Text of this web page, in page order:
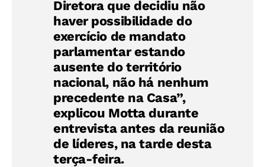
Diretora que decidiu não
haver possibilidade do
exercício de mandato
parlamentar estando
ausente do território
nacional, não há nenhum
precedente na Casa”,
explicou Motta durante
entrevista antes da reunião
de líderes, na tarde desta
terça-feira.